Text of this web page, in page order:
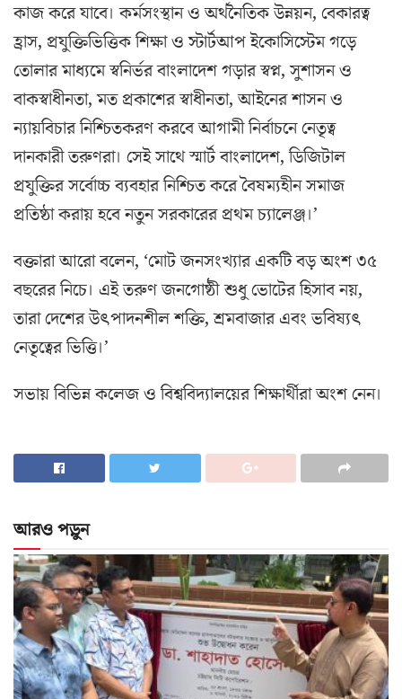
কাজ করে যাবে। কর্মসংস্থান ও অর্থনৈতিক উন্নয়ন, বেকারত্ব
হ্রাস, প্রযুক্তিভিত্তিক শিক্ষা ও স্টার্টআপ ইকোসিস্টেম গড়ে
তোলার মাধ্যমে স্বনির্ভর বাংলাদেশ গড়ার স্বপ্ন, সুশাসন ও
বাকস্বাধীনতা, মত প্রকাশের স্বাধীনতা, আইনের শাসন ও
ন্যায়বিচার নিশ্চিতকরণ করবে আগামী নির্বাচনে নেতৃত্ব
দানকারী তরুণরা। সেই সাথে স্মার্ট বাংলাদেশ, ডিজিটাল
প্রযুক্তির সর্বোচ্চ ব্যবহার নিশ্চিত করে বৈষম্যহীন সমাজ
প্রতিষ্ঠা করায় হবে নতুন সরকারের প্রথম চ্যালেঞ্জ।’
বক্তারা আরো বলেন, ‘মোট জনসংখ্যার একটি বড় অংশ ৩৫
বছরের নিচে। এই তরুণ জনগোষ্ঠী শুধু ভোটের হিসাব নয়,
তারা দেশের উৎপাদনশীল শক্তি, শ্রমবাজার এবং ভবিষ্যৎ
নেতৃত্বের ভিত্তি।’
সভায় বিভিন্ন কলেজ ও বিশ্ববিদ্যালয়ের শিক্ষার্থীরা অংশ নেন।
আরও পড়ুন